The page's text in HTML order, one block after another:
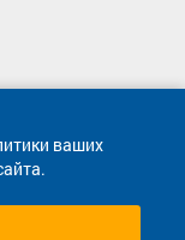
ваших